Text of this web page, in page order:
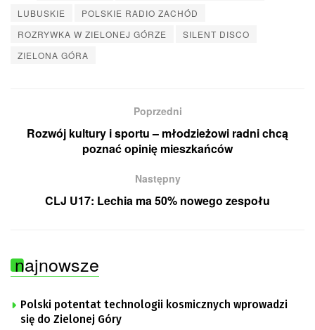
LUBUSKIE
POLSKIE RADIO ZACHÓD
ROZRYWKA W ZIELONEJ GÓRZE
SILENT DISCO
ZIELONA GÓRA
Poprzedni
Rozwój kultury i sportu – młodzieżowi radni chcą
poznać opinię mieszkańców
Następny
CLJ U17: Lechia ma 50% nowego zespołu
najnowsze
Polski potentat technologii kosmicznych wprowadzi
się do Zielonej Góry